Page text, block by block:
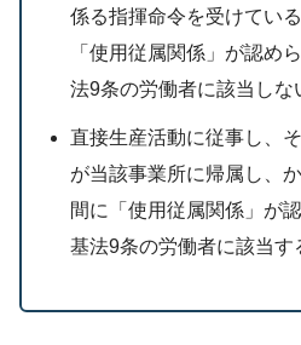
係る指揮命令を受けてい
「使用従属関係」が認め
法9条の労働者に該当しな
直接生産活動に従事し、
が当該事業所に帰属し、
間に「使用従属関係」が
基法9条の労働者に該当す